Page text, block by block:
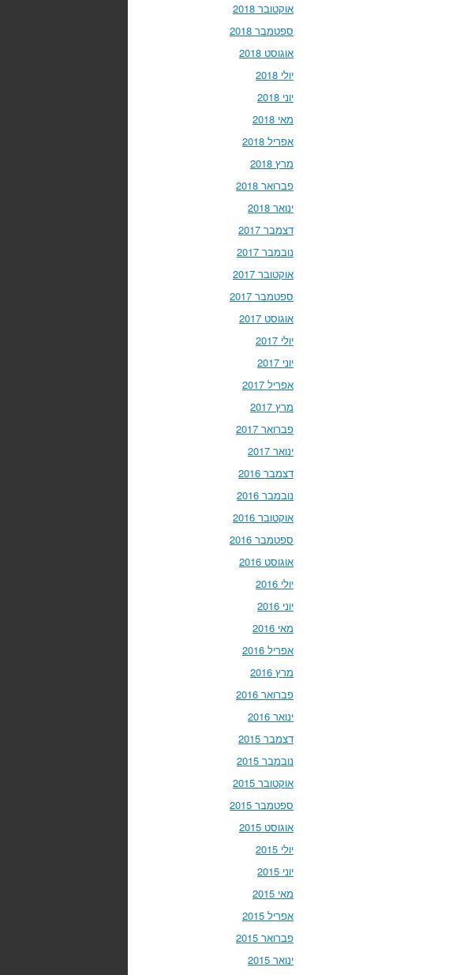
אוקטובר 2018
ספטמבר 2018
אוגוסט 2018
יולי 2018
יוני 2018
מאי 2018
אפריל 2018
מרץ 2018
פברואר 2018
ינואר 2018
דצמבר 2017
נובמבר 2017
אוקטובר 2017
ספטמבר 2017
אוגוסט 2017
יולי 2017
יוני 2017
אפריל 2017
מרץ 2017
פברואר 2017
ינואר 2017
דצמבר 2016
נובמבר 2016
אוקטובר 2016
ספטמבר 2016
אוגוסט 2016
יולי 2016
יוני 2016
מאי 2016
אפריל 2016
מרץ 2016
פברואר 2016
ינואר 2016
דצמבר 2015
נובמבר 2015
אוקטובר 2015
ספטמבר 2015
אוגוסט 2015
יולי 2015
יוני 2015
מאי 2015
אפריל 2015
פברואר 2015
ינואר 2015